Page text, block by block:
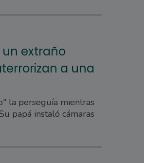
extraño
a una
la perseguía mientras
papá instaló cámaras